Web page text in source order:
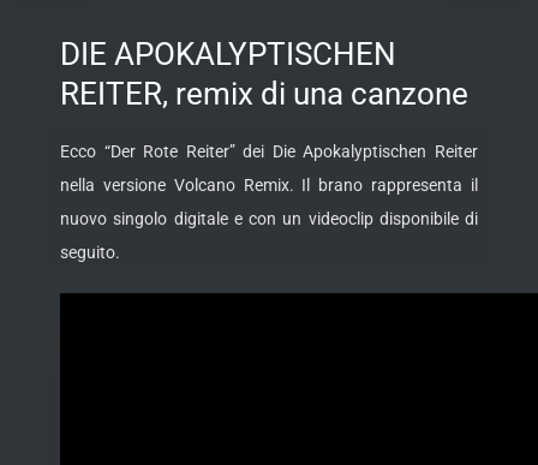
DIE APOKALYPTISCHEN
REITER, remix di una canzone
Ecco “Der Rote Reiter” dei Die Apokalyptischen Reiter
nella versione Volcano Remix. Il brano rappresenta il
nuovo singolo digitale e con un videoclip disponibile di
seguito.